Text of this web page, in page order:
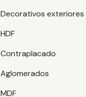
Decorativos exteriores
HDF
Contraplacado
Aglomerados
MDF